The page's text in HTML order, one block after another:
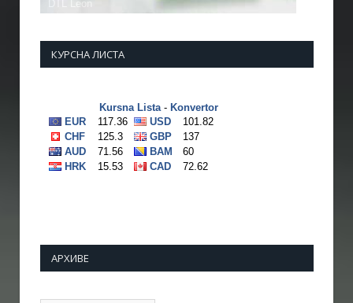
КУРСНА ЛИСТА
АРХИВЕ